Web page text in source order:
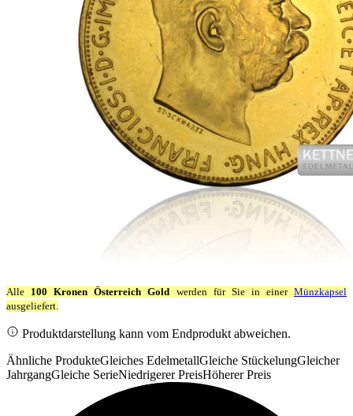
Alle 100 Kronen Österreich Gold werden für Sie in einerMünzkapsel
ausgeliefert.
Produktdarstellung kann vom Endprodukt abweichen.
Ähnliche ProdukteGleiches EdelmetallGleiche StückelungGleicher
JahrgangGleiche SerieNiedrigerer PreisHöherer Preis